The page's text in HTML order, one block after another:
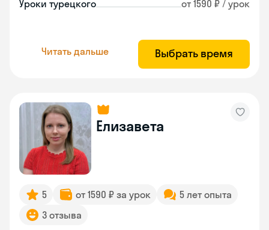
Уроки турецкого от 1590 ₽ / урок
Читать дальше Выбрать время
Елизавета
5 от 1590 ₽ за урок
5 лет опыта
3 отзыва